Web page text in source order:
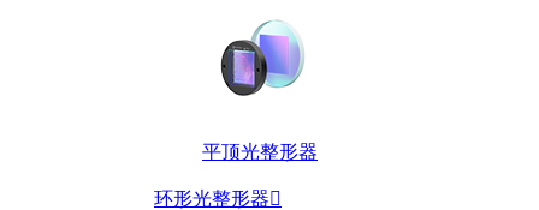
平顶光整形器
环形光整形器